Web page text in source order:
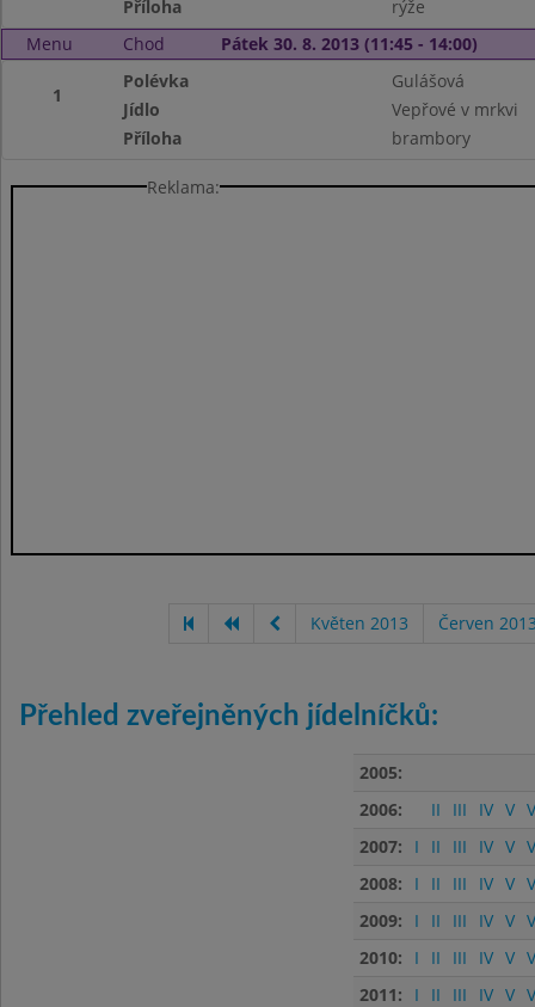
Příloha
rýže
Menu
Chod Pátek 30. 8. 2013 (11:45 - 14:00)
1
Polévka
Gulášová
Jídlo
Vepřové v mrkvi
Příloha
brambory
Reklama:
Květen 2013 Červen
Přehled zveřejněných jídelníčků:
2005:
2006:
II III IV V
2007:
I II III IV V
2008:
I II III IV V
2009:
I II III IV V
2010:
I II III IV V
2011:
I II III IV V